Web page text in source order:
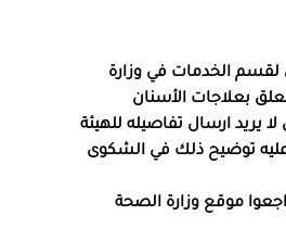
الخدمات في وزارة
بعلاجات الأسنان
يريد ارسال تفاصيله للهيئة
عليه توضيح ذلك في الشكوى
موقع وزارة الصحة